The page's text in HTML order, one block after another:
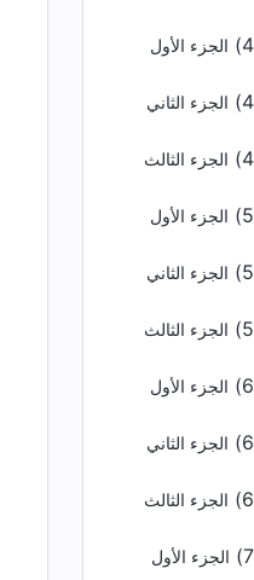
الجزء الأول
الجزء الثاني
الجزء الثالث
الجزء الأول
الجزء الثاني
الجزء الثالث
الجزء الأول
الجزء الثاني
الجزء الثالث
الجزء الأول